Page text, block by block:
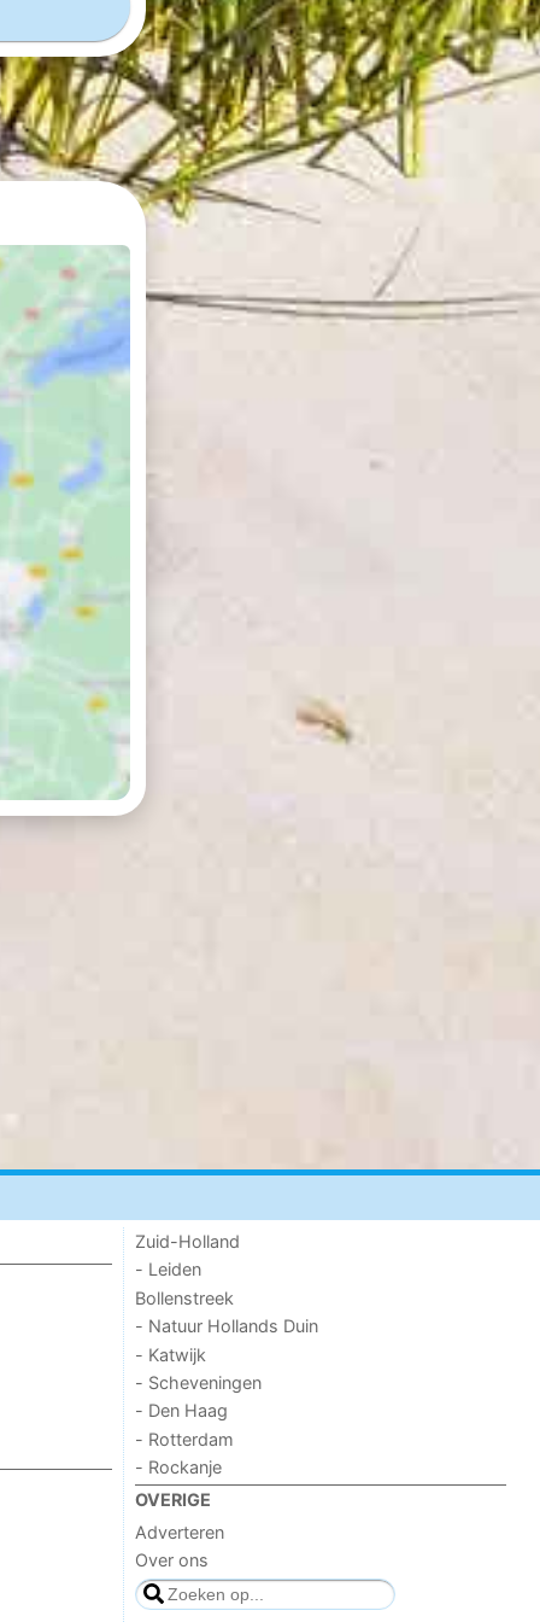
Zuid-Holland
- Leiden
Bollenstreek
- Natuur Hollands Duin
- Katwijk
- Scheveningen
- Den Haag
- Rotterdam
- Rockanje
OVERIGE
Adverteren
Over ons